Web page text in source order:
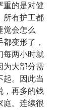
重的是对健
所有护工都
觉会怎么
变形了，
每两小时就
为大部分需
起。因此当
，再多的钱
庭。连续很